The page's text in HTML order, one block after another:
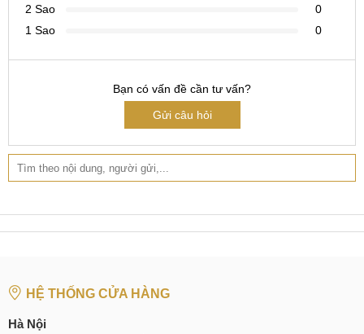
2 Sao
0
1 Sao
0
Bạn có vấn đề cần tư vấn?
Gửi câu hỏi
HỆ THỐNG CỬA HÀNG
Hà Nội